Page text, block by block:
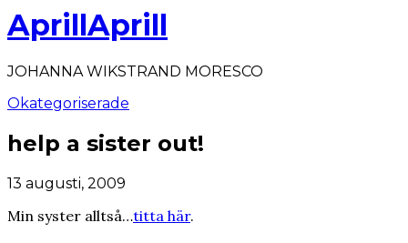
AprillAprill
JOHANNA WIKSTRAND MORESCO
Okategoriserade
help a sister out!
13 augusti, 2009
Min syster alltså…titta här.